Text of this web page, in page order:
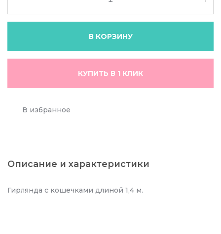
В КОРЗИНУ
КУПИТЬ В 1 КЛИК
В избранное
Описание и характеристики
Гирлянда с кошечками длиной 1,4 м.